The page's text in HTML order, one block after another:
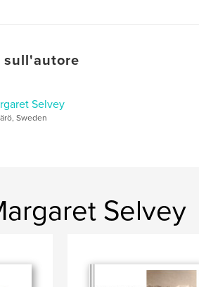
sull'autore
Selvey
Sweden
Selvey